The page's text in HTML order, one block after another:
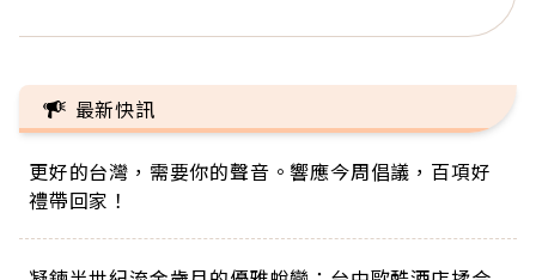
最新快訊
更好的台灣，需要你的聲音。響應今周倡議，百項好
禮帶回家！